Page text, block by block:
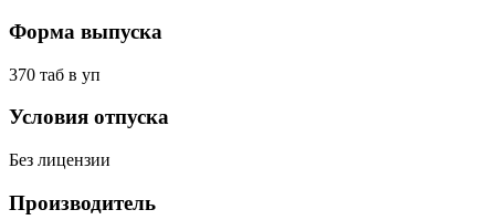
Форма выпуска
370 таб в уп
Условия отпуска
Без лицензии
Производитель